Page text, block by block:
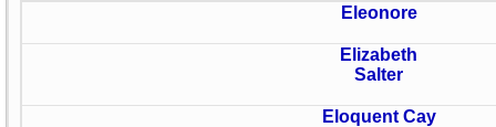
Eleonore
Elizabeth
Salter
Eloquent Cay